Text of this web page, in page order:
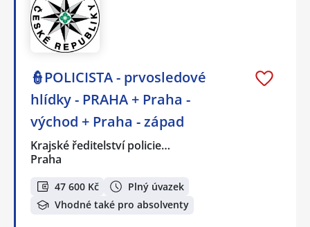
👮POLICISTA - prvosledové
hlídky - PRAHA + Praha -
východ + Praha - západ
Krajské ředitelství policie…
Praha
47 600 Kč
Plný úvazek
Vhodné také pro absolventy